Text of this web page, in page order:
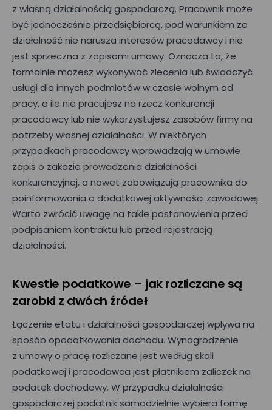
z własną działalnością gospodarczą. Pracownik może
być jednocześnie przedsiębiorcą, pod warunkiem że
działalność nie narusza interesów pracodawcy i nie
jest sprzeczna z zapisami umowy. Oznacza to, że
formalnie możesz wykonywać zlecenia lub świadczyć
usługi dla innych podmiotów w czasie wolnym od
pracy, o ile nie pracujesz na rzecz konkurencji
pracodawcy lub nie wykorzystujesz zasobów firmy na
potrzeby własnej działalności. W niektórych
przypadkach pracodawcy wprowadzają w umowie
zapis o zakazie prowadzenia działalności
konkurencyjnej, a nawet zobowiązują pracownika do
poinformowania o dodatkowej aktywności zawodowej.
Warto zwrócić uwagę na takie postanowienia przed
podpisaniem kontraktu lub przed rejestracją
działalności.
Kwestie podatkowe – jak rozliczane są
zarobki z dwóch źródeł
Łączenie etatu i działalności gospodarczej wpływa na
sposób opodatkowania dochodu. Wynagrodzenie
z umowy o pracę rozliczane jest według skali
podatkowej i pracodawca jest płatnikiem zaliczek na
podatek dochodowy. W przypadku działalności
gospodarczej podatnik samodzielnie wybiera formę